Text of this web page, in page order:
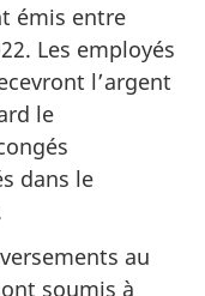
émis entre
. Les employés
l’argent
le
dans le
au
soumis à